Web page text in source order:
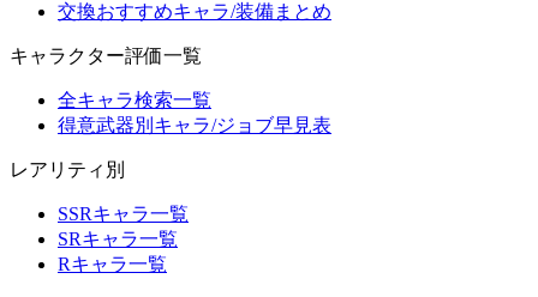
交換おすすめキャラ/装備まとめ
キャラクター評価一覧
全キャラ検索一覧
得意武器別キャラ/ジョブ早見表
レアリティ別
SSRキャラ一覧
SRキャラ一覧
Rキャラ一覧